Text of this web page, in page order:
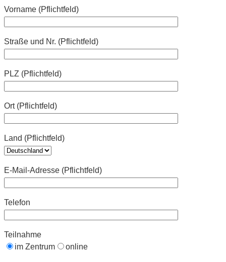
Vorname (Pflichtfeld)
Straße und Nr. (Pflichtfeld)
PLZ (Pflichtfeld)
Ort (Pflichtfeld)
Land (Pflichtfeld)
E-Mail-Adresse (Pflichtfeld)
Telefon
Teilnahme
im Zentrum
online